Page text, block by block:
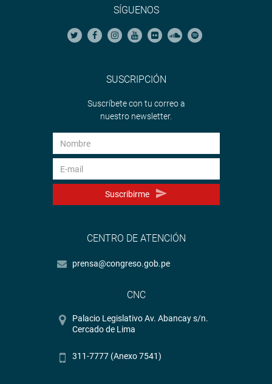
SÍGUENOS
SUSCRIPCIÓN
Suscríbete con tu correo a
nuestro newsletter.
Suscribirme
CENTRO DE ATENCIÓN
prensa@congreso.gob.pe
CNC
Palacio Legislativo Av. Abancay s/n.
Cercado de Lima
311-7777 (Anexo 7541)